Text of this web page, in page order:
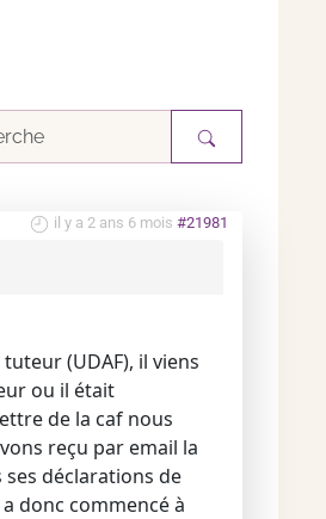
il y a 2 ans 6 mois #21981
(UDAF), il viens
ou il était
de la caf nous
reçu par email la
déclarations de
donc commencé à